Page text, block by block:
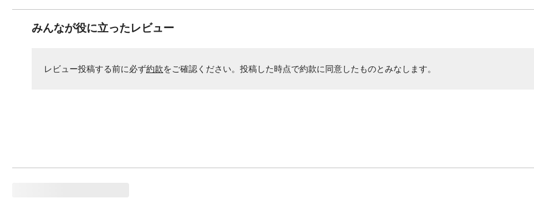
みんなが役に立ったレビュー
レビュー投稿する前に必ず約款をご確認ください。投稿した時点で約款に同意したものとみなします。